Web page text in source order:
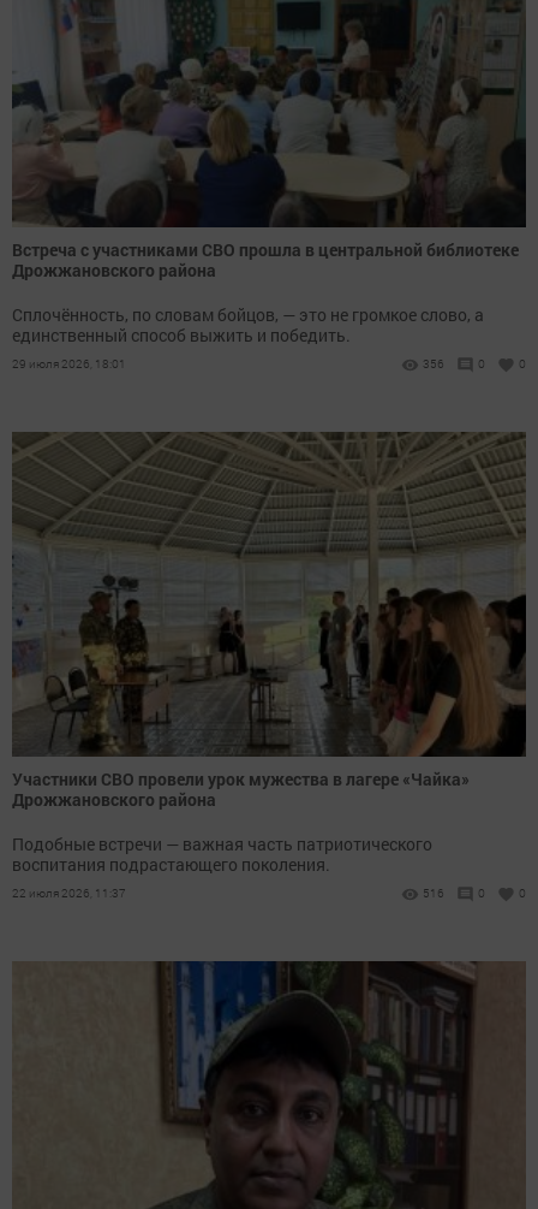
Встреча с участниками СВО прошла в центральной библиотеке
Дрожжановского района
Сплочённость, по словам бойцов, — это не громкое слово, а
единственный способ выжить и победить.
29 июля 2026, 18:01 356 0 0
Участники СВО провели урок мужества в лагере «Чайка»
Дрожжановского района
Подобные встречи — важная часть патриотического
воспитания подрастающего поколения.
22 июля 2026, 11:37 516 0 0